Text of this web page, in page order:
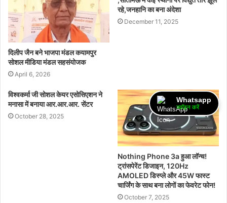
दिलीप जैन बने भाजपा मंडल कयामपुर
सोशल मीडिया मंडल सहसंयोजक
April 6, 2026
रहे,जनहानि का बना अंदेशा
December 11, 2025
विश्वकर्मा जी सोशल केयर एसोसिएशन ने
मनासा में बनाया आर.आर.आर. सेंटर
October 28, 2025
Nothing Phone 3a हुआ लॉन्च!
ट्रांसपेरेंट डिजाइन, 120Hz
AMOLED डिस्प्ले और 45W फास्ट
चार्जिंग के साथ बना लोगों का फेवरेट फोन!
October 7, 2025
Whatsapp
ज्वॉइन करें